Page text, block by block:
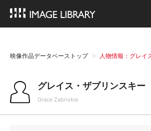
映像作品データベーストップ 人物情報：グレイ
グレイス・ザブリンスキー
Grace Zabriskie